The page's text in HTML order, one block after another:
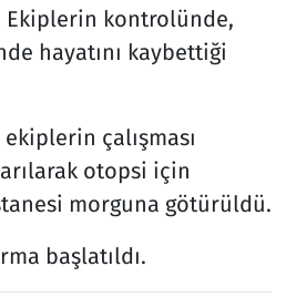
kontrolünde,
hayatını kaybettiği
çalışması
otopsi için
morguna götürüldü.
başlatıldı.